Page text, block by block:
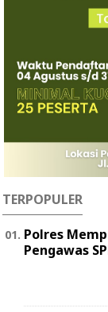
TERPOPULER
Polres
Pengawas